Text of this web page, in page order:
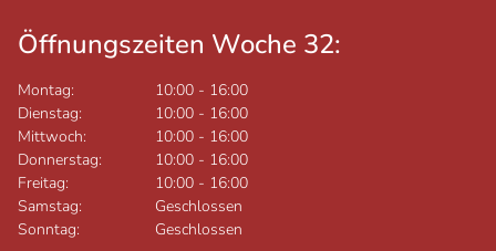
Öffnungszeiten Woche 32:
Montag: 10:00 - 16:00
Dienstag:
10:00 - 16:00
Mittwoch:
10:00 - 16:00
Donnerstag:
10:00 - 16:00
Freitag:
10:00 - 16:00
Samstag:
Geschlossen
Sonntag:
Geschlossen